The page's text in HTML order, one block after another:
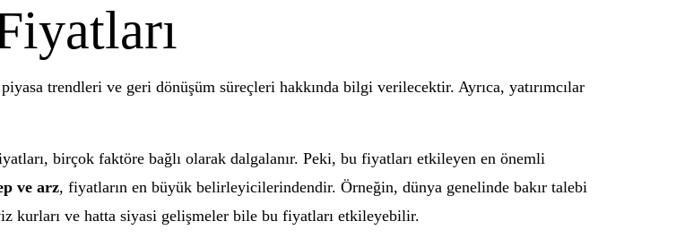
trendleri ve geri dönüşüm süreçleri hakkında bilgi verilecektir. Ayrıca, yatırımcılar
birçok faktöre bağlı olarak dalgalanır. Peki, bu fiyatları etkileyen en önemli
ve arz, fiyatların en büyük belirleyicilerindendir. Örneğin, dünya genelinde bakır talebi
kurları ve hatta siyasi gelişmeler bile bu fiyatları etkileyebilir.